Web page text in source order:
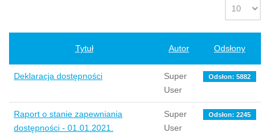
Tytuł Autor Odsłony
Deklaracja dostępności
Super
User
Odsłon: 5882
Raport o stanie zapewniania
dostępności - 01.01.2021.
Super
User
Odsłon: 2245